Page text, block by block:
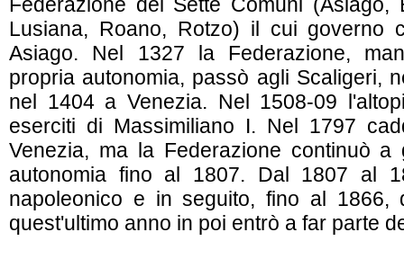
Lusiana, Roano, Rotzo) il cui governo
Asiago. Nel 1327 la Federazione,
propria autonomia, passò agli Scaligeri,
nel 1404 a Venezia. Nel 1508-09
eserciti di Massimiliano I. Nel 1797
Venezia, ma la Federazione continuò
autonomia fino al 1807. Dal 1807 al
napoleonico e in seguito, fino al 1866,
quest'ultimo anno in poi entrò a far parte